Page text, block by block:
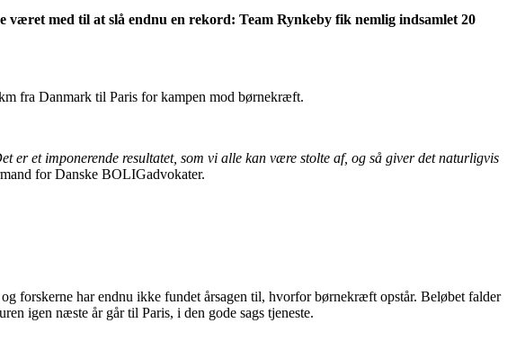
med til at slå endnu en rekord: Team Rynkeby fik nemlig indsamlet 20
fra Danmark til Paris for kampen mod børnekræft.
et imponerende resultatet, som vi alle kan være stolte af, og så giver det naturligvis
for Danske BOLIGadvokater.
har endnu ikke fundet årsagen til, hvorfor børnekræft opstår. Beløbet falder
igen næste år går til Paris, i den gode sags tjeneste.